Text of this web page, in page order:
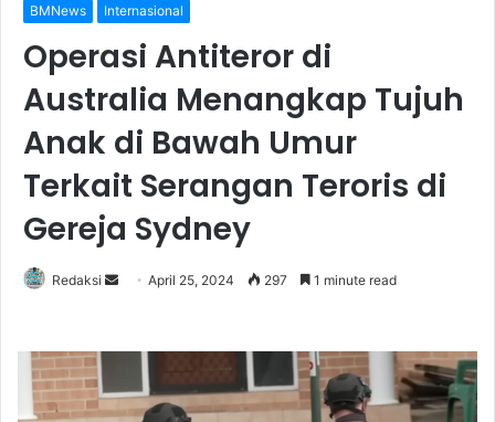
BMNews Internasional
Operasi Antiteror di
Australia Menangkap Tujuh
Anak di Bawah Umur
Terkait Serangan Teroris di
Gereja Sydney
Redaksi
n
April 25, 2024 297 1 minute read